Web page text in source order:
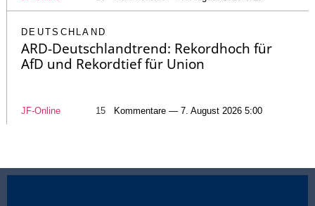
DEUTSCHLAND
ARD-Deutschlandtrend: Rekordhoch für
AfD und Rekordtief für Union
JF-Online 15 Kommentare — 7. August 2026 5:00